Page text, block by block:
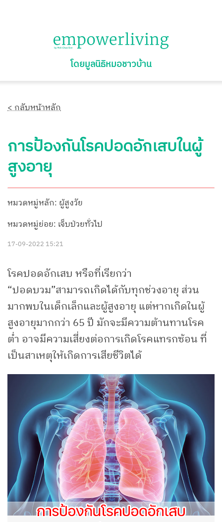
โดยมูลนิธิหมอชาวบ้าน
< กลับหน้าหลัก
การป้องกันโรคปอดอักเสบในผู้
สูงอายุ
หมวดหมู่หลัก: ผู้สูงวัย
หมวดหมู่ย่อย: เจ็บป่วยทั่วไป
17-09-2022 15:21
โรคปอดอักเสบ หรือที่เรียกว่า
“ปอดบวม”สามารถเกิดได้กับทุกช่วงอายุ ส่วน
มากพบในเด็กเล็กและผู้สูงอายุ แต่หากเกิดในผู้
สูงอายุมากกว่า 65 ปี มักจะมีความต้านทานโรค
ต่ำ อาจมีความเสี่ยงต่อการเกิดโรคแทรกซ้อน ที่
เป็นสาเหตุให้เกิดการเสียชีวิตได้